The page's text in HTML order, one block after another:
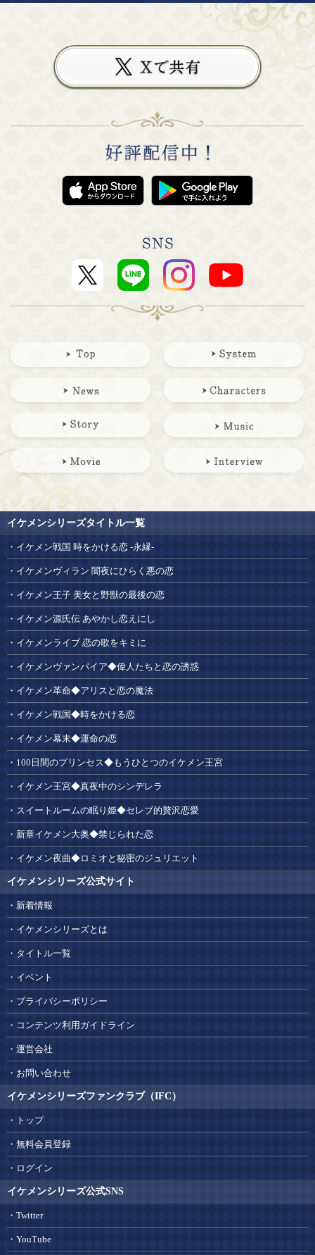
イケメンシリーズタイトル一覧
イケメン戦国 時をかける恋 -永縁-
イケメンヴィラン 闇夜にひらく悪の恋
イケメン王子 美女と野獣の最後の恋
イケメン源氏伝 あやかし恋えにし
イケメンライブ 恋の歌をキミに
イケメンヴァンパイア◆偉人たちと恋の誘惑
イケメン革命◆アリスと恋の魔法
イケメン戦国◆時をかける恋
イケメン幕末◆運命の恋
100日間のプリンセス◆もうひとつのイケメン王宮
イケメン王宮◆真夜中のシンデレラ
スイートルームの眠り姫◆セレブ的贅沢恋愛
新章イケメン大奥◆禁じられた恋
イケメン夜曲◆ロミオと秘密のジュリエット
イケメンシリーズ公式サイト
新着情報
イケメンシリーズとは
タイトル一覧
イベント
プライバシーポリシー
コンテンツ利用ガイドライン
運営会社
お問い合わせ
イケメンシリーズファンクラブ（IFC）
トップ
無料会員登録
ログイン
イケメンシリーズ公式SNS
Twitter
YouTube